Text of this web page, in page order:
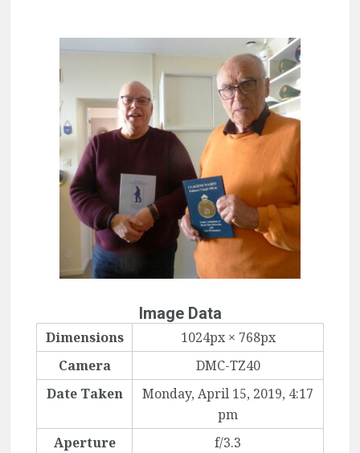
Image Data
Dimensions
1024px × 768px
Camera
DMC-TZ40
Date Taken
Monday, April 15, 2019, 4:17
pm
Aperture
f/3.3